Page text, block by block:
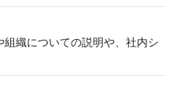
織についての説明や、社内シ